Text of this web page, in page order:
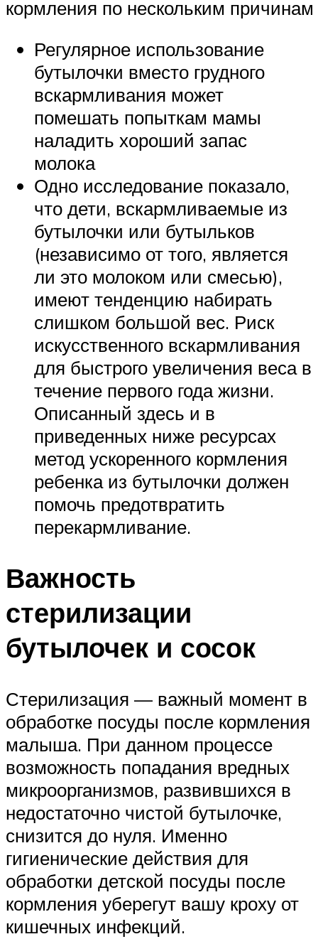
кормления по нескольким причинам:
Регулярное использование
бутылочки вместо грудного
вскармливания может
помешать попыткам мамы
наладить хороший запас
молока
Одно исследование показало,
что дети, вскармливаемые из
бутылочки или бутыльков
(независимо от того, является
ли это молоком или смесью),
имеют тенденцию набирать
слишком большой вес. Риск
искусственного вскармливания
для быстрого увеличения веса в
течение первого года жизни.
Описанный здесь и в
приведенных ниже ресурсах
метод ускоренного кормления
ребенка из бутылочки должен
помочь предотвратить
перекармливание.
Важность
стерилизации
бутылочек и сосок
Стерилизация — важный момент в
обработке посуды после кормления
малыша. При данном процессе
возможность попадания вредных
микроорганизмов, развившихся в
недостаточно чистой бутылочке,
снизится до нуля. Именно
гигиенические действия для
обработки детской посуды после
кормления уберегут вашу кроху от
кишечных инфекций.